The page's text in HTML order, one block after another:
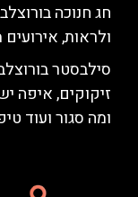
חג חנוכה
ולראות, אירועים
סילבסטר
זיקוקים, איפה
ומה סגור ועוד